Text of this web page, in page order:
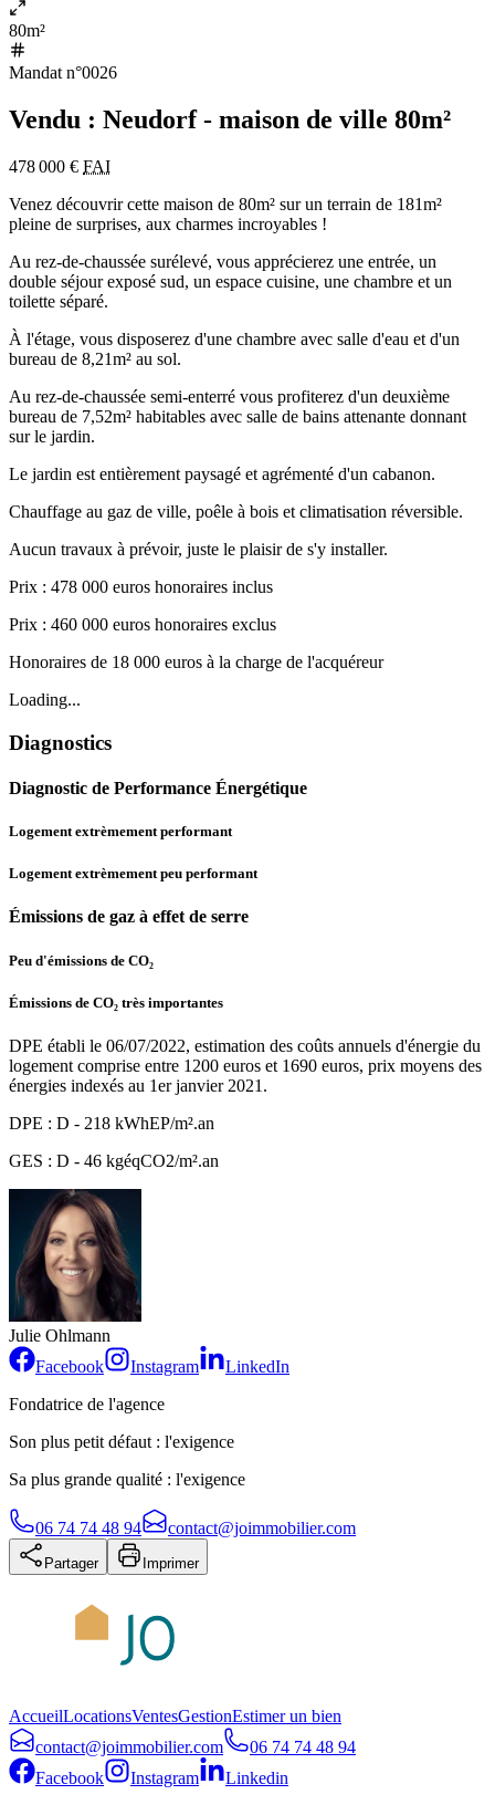
80m²
Mandat n°0026
Vendu : Neudorf - maison de ville 80m²
478 000 € FAI
Venez découvrir cette maison de 80m² sur un terrain de 181m²
pleine de surprises, aux charmes incroyables !
Au rez-de-chaussée surélevé, vous apprécierez une entrée, un
double séjour exposé sud, un espace cuisine, une chambre et un
toilette séparé.
À l'étage, vous disposerez d'une chambre avec salle d'eau et d'un
bureau de 8,21m² au sol.
Au rez-de-chaussée semi-enterré vous profiterez d'un deuxième
bureau de 7,52m² habitables avec salle de bains attenante donnant
sur le jardin.
Le jardin est entièrement paysagé et agrémenté d'un cabanon.
Chauffage au gaz de ville, poêle à bois et climatisation réversible.
Aucun travaux à prévoir, juste le plaisir de s'y installer.
Prix : 478 000 euros honoraires inclus
Prix : 460 000 euros honoraires exclus
Honoraires de 18 000 euros à la charge de l'acquéreur
Loading...
Diagnostics
Diagnostic de Performance Énergétique
Logement extrèmement performant
Logement extrèmement peu performant
Émissions de gaz à effet de serre
Peu d'émissions de CO₂
Émissions de CO₂ très importantes
DPE établi le 06/07/2022, estimation des coûts annuels d'énergie du
logement comprise entre 1200 euros et 1690 euros, prix moyens des
énergies indexés au 1er janvier 2021.
DPE : D - 218 kWhEP/m².an
GES : D - 46 kgéqCO2/m².an
Julie Ohlmann
Facebook
Instagram
LinkedIn
Fondatrice de l'agence
Son plus petit défaut : l'exigence
Sa plus grande qualité : l'exigence
06 74 74 48 94 contact@joimmobilier.com
Partager Imprimer
AccueilLocationsVentesGestionEstimer un bien
contact@joimmobilier.com
06 74 74 48 94
Facebook
Instagram Linkedin